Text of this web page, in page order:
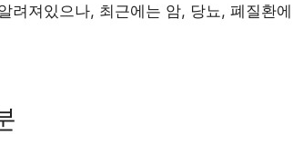
려져있으나, 최근에는 암, 당뇨, 폐질환